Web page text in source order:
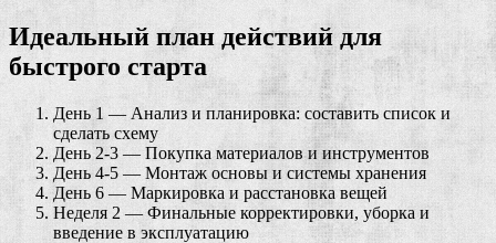
Идеальный план действий для
быстрого старта
День 1 — Анализ и планировка: составить список и
сделать схему
День 2-3 — Покупка материалов и инструментов
День 4-5 — Монтаж основы и системы хранения
День 6 — Маркировка и расстановка вещей
Неделя 2 — Финальные корректировки, уборка и
введение в эксплуатацию